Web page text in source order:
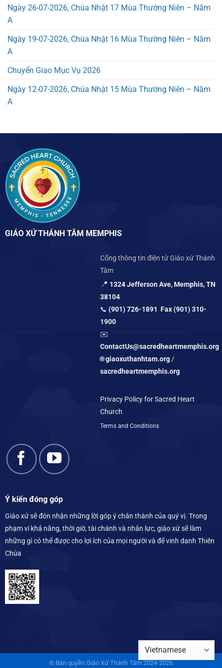
Ngày 26-07-2026, Chúa Nhật 17 Mùa Thường Niên – Năm
A
Ngày 19-07-2026, Chúa Nhật 16 Mùa Thường Niên – Năm
A
Chuyển Giao Mục Vụ 2026
Ngày 12-07-2026, Chúa Nhật 15 Mùa Thường Niên – Năm
A
GIÁO XỨ THÁNH TÂM MEMPHIS
Cổng thông tin điện tử Giáo xứ Thánh
Tâm
📍 1324 Jefferson Ave, Memphis, TN
38104
📞 (901) 726-1891 Fax (901) 310-
1900
✉️
ContactUs@sacredheartmemphis.org
🌐giaoxuthanhtam.org/
sacredheartmemphis.org
Privacy Policy for Sacred Heart
Church
Terms and Conditions
Ý kiến đóng góp
Giáo xứ sẽ đón nhận những lời góp ý chân thành của quý vị. Trong
phạm vi khả năng, thời giờ, tài chánh và nhân lực, giáo xứ sẽ làm
những gì có thể được cho lợi ích của mọi người và để vinh danh Thiên
Chúa
© Bản quyền Giáo Xứ Thánh Tâm 2024-2026